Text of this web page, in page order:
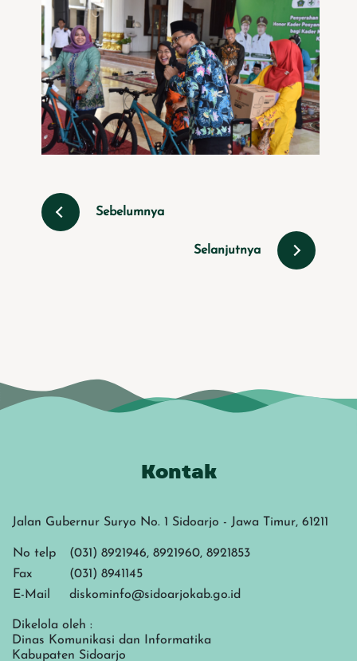
Sebelumnya
Selanjutnya
Kontak
Jalan Gubernur Suryo No. 1 Sidoarjo - Jawa Timur, 61211
No telp
(031) 8921946, 8921960, 8921853
Fax
(031) 8941145
E-Mail
diskominfo@sidoarjokab.go.id
Dikelola oleh :
Dinas Komunikasi dan Informatika
Kabupaten Sidoarjo